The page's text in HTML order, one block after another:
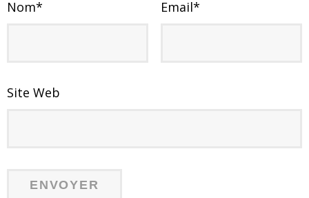
Nom* Email*
Site Web